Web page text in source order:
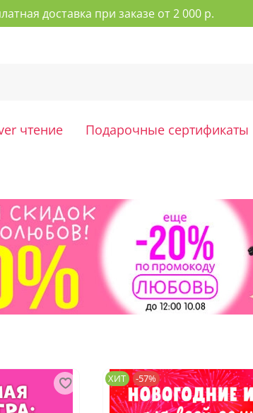
доставка при заказе от 2 000 р.
чтение Подарочные сертификаты
ХИТ -57%